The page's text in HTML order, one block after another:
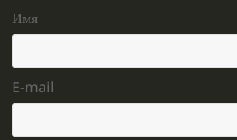
Имя
E-mail